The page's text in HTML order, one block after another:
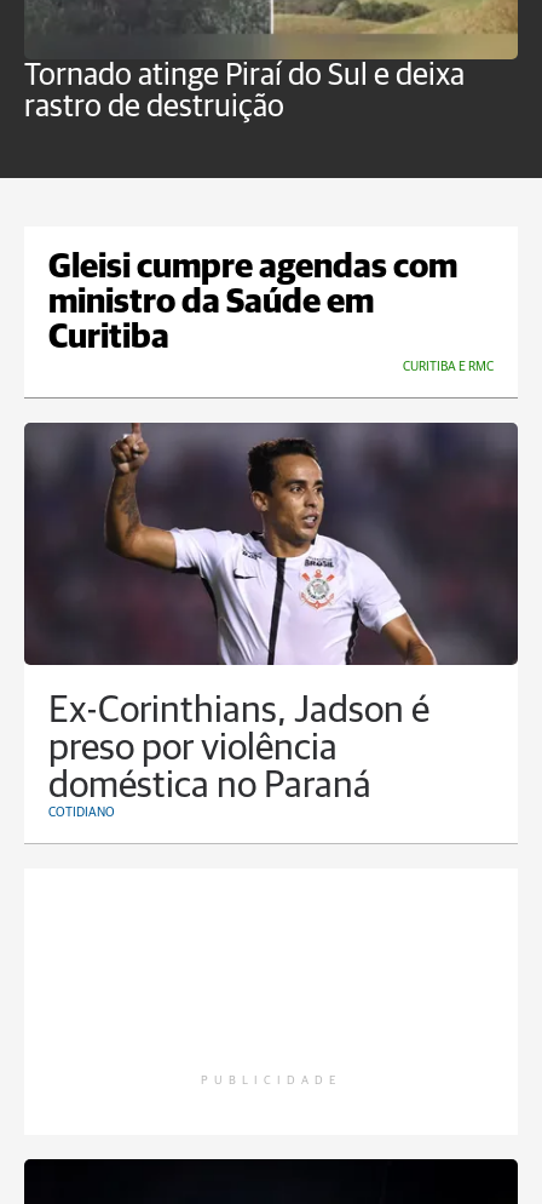
Tornado atinge Piraí do Sul e deixa
rastro de destruição
Gleisi cumpre agendas com
ministro da Saúde em
Curitiba
CURITIBA E RMC
Ex-Corinthians, Jadson é
preso por violência
doméstica no Paraná
COTIDIANO
PUBLICIDADE